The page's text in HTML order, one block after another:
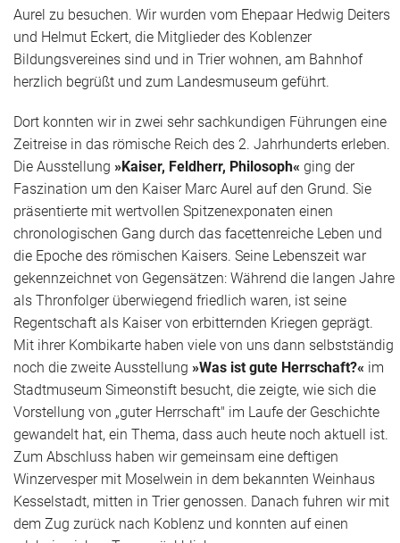
Aurel zu besuchen. Wir wurden vom Ehepaar Hedwig Deiters
und Helmut Eckert, die Mitglieder des Koblenzer
Bildungsvereines sind und in Trier wohnen, am Bahnhof
herzlich begrüßt und zum Landesmuseum geführt.
Dort konnten wir in zwei sehr sachkundigen Führungen eine
Zeitreise in das römische Reich des 2. Jahrhunderts erleben.
Die Ausstellung »Kaiser, Feldherr, Philosoph« ging der
Faszination um den Kaiser Marc Aurel auf den Grund. Sie
präsentierte mit wertvollen Spitzenexponaten einen
chronologischen Gang durch das facettenreiche Leben und
die Epoche des römischen Kaisers. Seine Lebenszeit war
gekennzeichnet von Gegensätzen: Während die langen Jahre
als Thronfolger überwiegend friedlich waren, ist seine
Regentschaft als Kaiser von erbitternden Kriegen geprägt.
Mit ihrer Kombikarte haben viele von uns dann selbstständig
noch die zweite Ausstellung »Was ist gute Herrschaft?« im
Stadtmuseum Simeonstift besucht, die zeigte, wie sich die
Vorstellung von „guter Herrschaft" im Laufe der Geschichte
gewandelt hat, ein Thema, dass auch heute noch aktuell ist.
Zum Abschluss haben wir gemeinsam eine deftigen
Winzervesper mit Moselwein in dem bekannten Weinhaus
Kesselstadt, mitten in Trier genossen. Danach fuhren wir mit
dem Zug zurück nach Koblenz und konnten auf einen